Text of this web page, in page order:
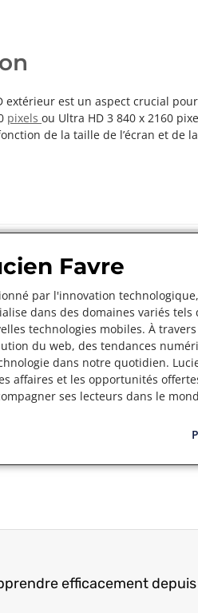
extérieur est un aspect crucial
pixels ou Ultra HD 3 840 x 2160
de la taille de l’écran et de
Favre
par l'innovation
dans des domaines variés
technologies mobiles. À
du web, des tendances
dans notre quotidien.
affaires et les opportunités
ses lecteurs dans le